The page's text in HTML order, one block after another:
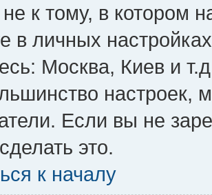
не к тому, в котором
в личных
Москва, Киев и
настроек,
Если вы не
это.
к началу